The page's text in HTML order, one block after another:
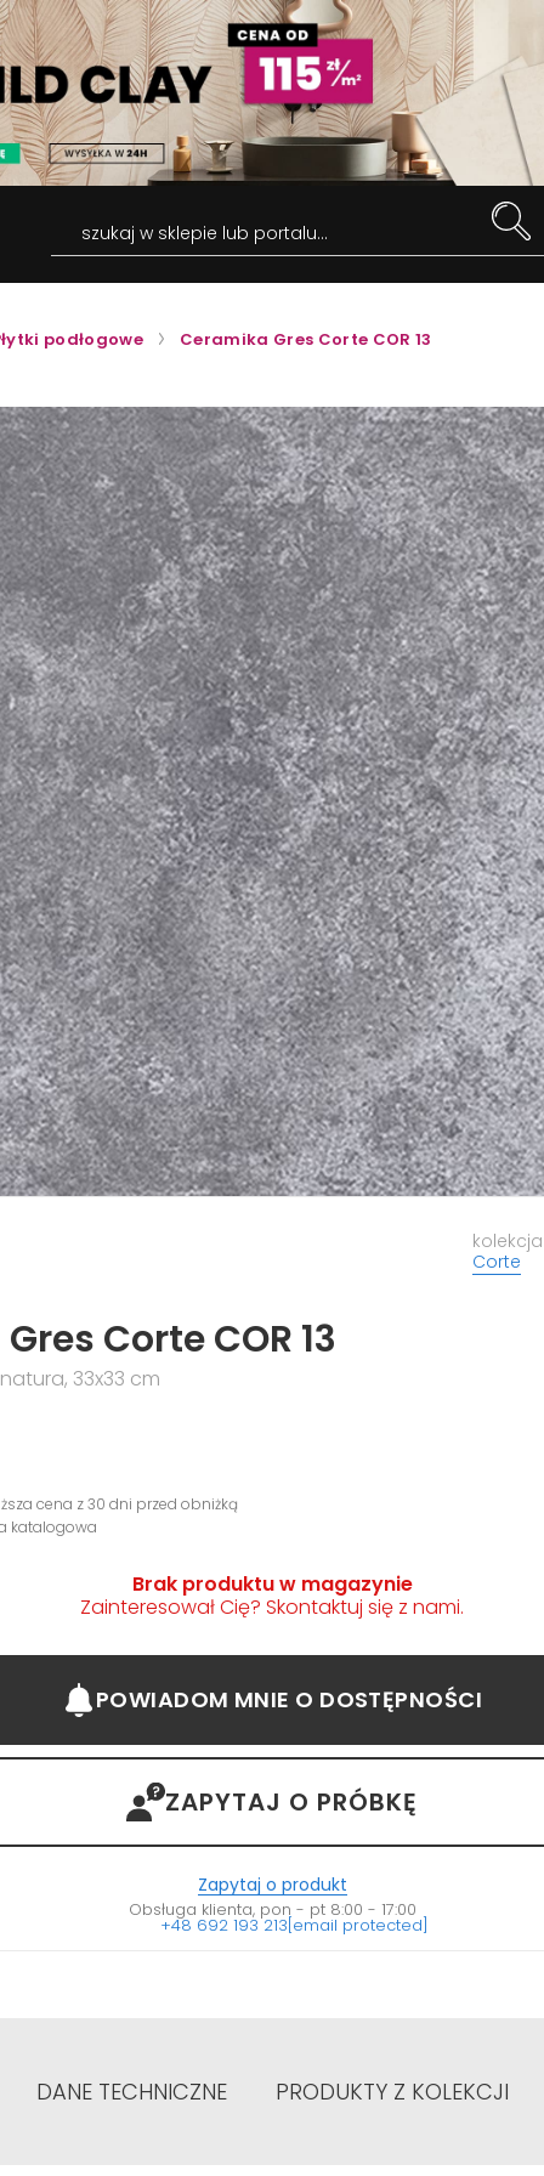
szukaj w sklepie lub portalu...
podłogowe Ceramika Gres Corte COR 13
kolekcja
Corte
Corte COR 13
33x33 cm
cena z 30 dni przed obniżką
katalogowa
Brak produktu w magazynie
Zainteresował Cię? Skontaktuj się z nami.
POWIADOM MNIE O DOSTĘPNOŚCI
ZAPYTAJ O PRÓBKĘ
Zapytaj o produkt
Obsługa klienta, pon - pt 8:00 - 17:00
+48 692 193 213[email protected]
DANE TECHNICZNE PRODUKTY Z KOLEKCJI